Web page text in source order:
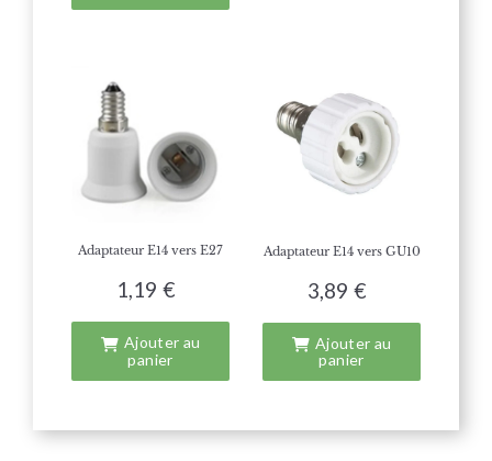
Adaptateur E14 vers E27
1,19 €
Ajouter au
panier
Adaptateur E14 vers GU10
3,89 €
Ajouter au
panier